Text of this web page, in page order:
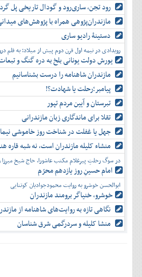
رود تجن، ساری‌رود و گودال تاریخی پل
مازندران‌پژوهی همراه با پژوهش‌های
دستینۀ رادیو ساری
رویدادی در نیمه اول قرن دوم پیش از میلاد؛ به قلم
یورش دولت یونانی بلخ به دره گنگ و
مازندران شاهنامه را درست بشناسانیم
پیامبر؛رحلت یا شهادت؟!
تبرستان و آیین مردم تپور
تقلا برای ماندگاری زبان مازندرانی
جهل یا غفلت در شناخت روز خاموشی نیما
منشاء کلیله مازندران است، نه شبه قاره
در سوگ رحلتِ پیرغلام مکتب عاشورا، حاج شیخ میرزا
امام حسینِ روز یازدهم محرّم
ابوالحسن خوشرو به روایت محمودجوادیان کوتنایی
خوشرو، خنياگر برومند مازندران
نگاهی تازه به روایت‌های شاهنامه از
منشا کلیله و سردرگمی شرق شناسان